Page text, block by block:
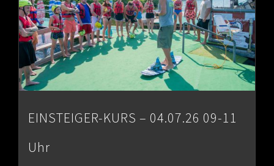
EINSTEIGER-KURS – 04.07.26 09-11
Uhr